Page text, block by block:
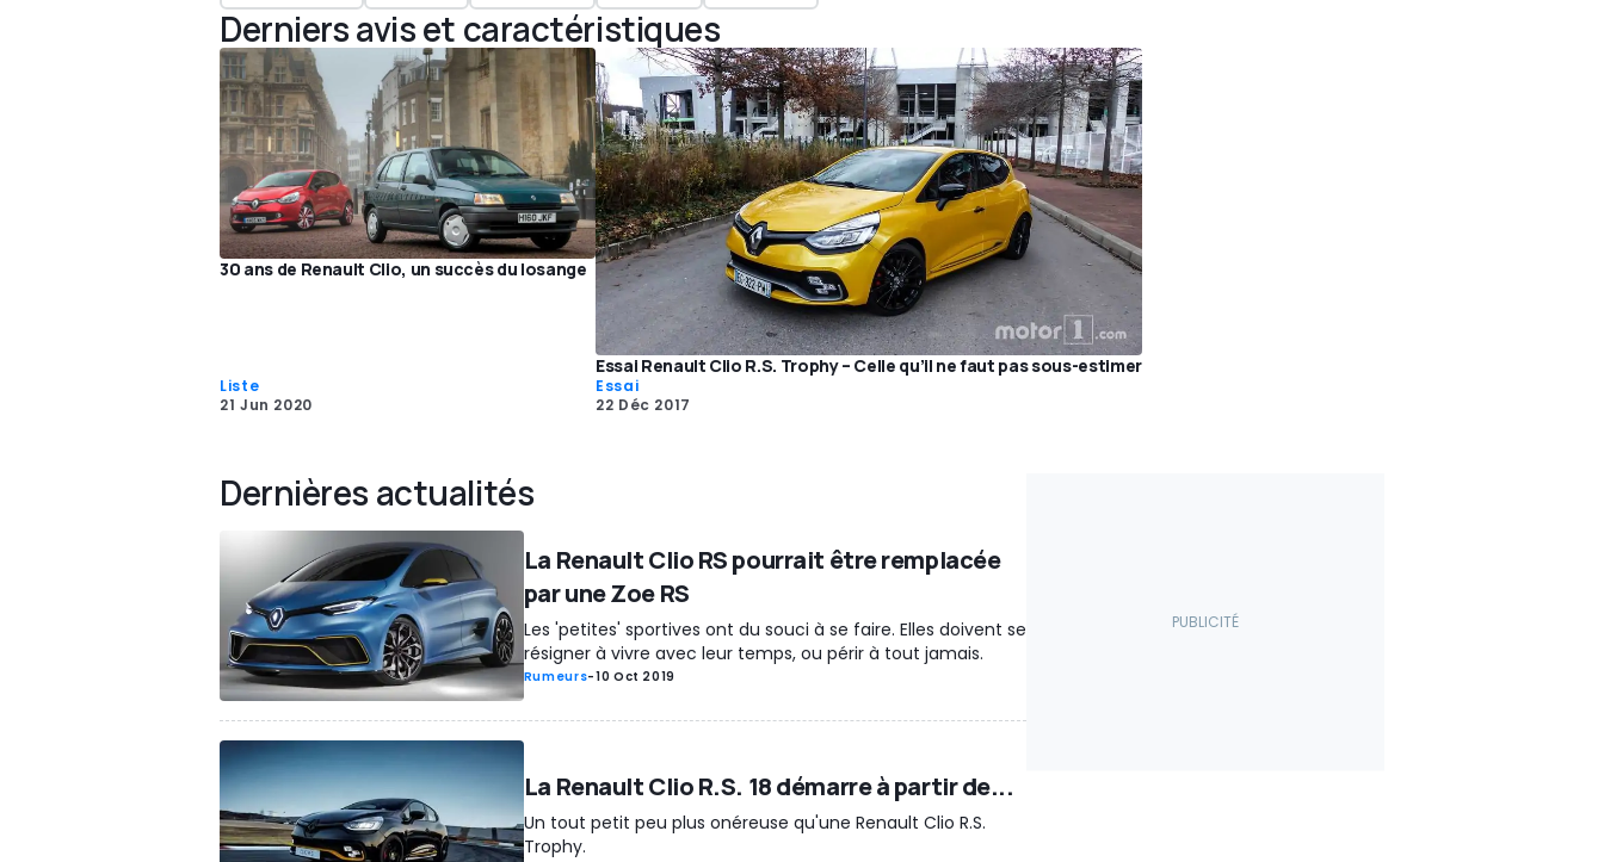
Derniers avis et caractéristiques
30 ans de Renault Clio, un succès du losange
Liste
21 Jun 2020
Essai Renault Clio R.S. Trophy – Celle qu’il ne faut pas sous-estimer
Essai
22 Déc 2017
Dernières actualités
La Renault Clio RS pourrait être remplacée
par une Zoe RS
Les 'petites' sportives ont du souci à se faire. Elles doivent se
résigner à vivre avec leur temps, ou périr à tout jamais.
Rumeurs-10 Oct 2019
La Renault Clio R.S. 18 démarre à partir de...
Un tout petit peu plus onéreuse qu'une Renault Clio R.S.
Trophy.